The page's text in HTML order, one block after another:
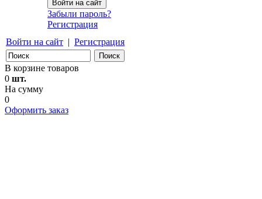
Забыли пароль?
Регистрация
Войти на сайт | Регистрация
В корзине товаров
0 шт.
На сумму
0
Оформить заказ